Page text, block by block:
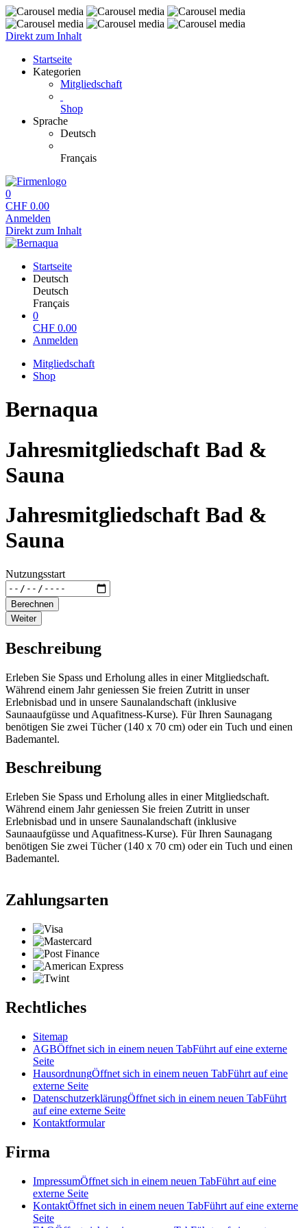
Direkt zum Inhalt
Startseite
Kategorien
Mitgliedschaft
Shop
Sprache
Deutsch
Français
0
CHF 0.00
Anmelden
Direkt zum Inhalt
Startseite
Deutsch
Deutsch
Français
0
CHF 0.00
Anmelden
Mitgliedschaft
Shop
Bernaqua
Jahresmitgliedschaft Bad &
Sauna
Jahresmitgliedschaft Bad &
Sauna
Nutzungsstart
Berechnen
Weiter
Beschreibung
Erleben Sie Spass und Erholung alles in einer Mitgliedschaft.
Während einem Jahr geniessen Sie freien Zutritt in unser
Erlebnisbad und in unsere Saunalandschaft (inklusive
Saunaaufgüsse und Aquafitness-Kurse). Für Ihren Saunagang
benötigen Sie zwei Tücher (140 x 70 cm) oder ein Tuch und einen
Bademantel.
Beschreibung
Erleben Sie Spass und Erholung alles in einer Mitgliedschaft.
Während einem Jahr geniessen Sie freien Zutritt in unser
Erlebnisbad und in unsere Saunalandschaft (inklusive
Saunaaufgüsse und Aquafitness-Kurse). Für Ihren Saunagang
benötigen Sie zwei Tücher (140 x 70 cm) oder ein Tuch und einen
Bademantel.
Zahlungsarten
Rechtliches
Sitemap
AGBÖffnet sich in einem neuen TabFührt auf eine externe
Seite
HausordnungÖffnet sich in einem neuen TabFührt auf eine
externe Seite
DatenschutzerklärungÖffnet sich in einem neuen TabFührt
auf eine externe Seite
Kontaktformular
Firma
ImpressumÖffnet sich in einem neuen TabFührt auf eine
externe Seite
KontaktÖffnet sich in einem neuen TabFührt auf eine externe
Seite